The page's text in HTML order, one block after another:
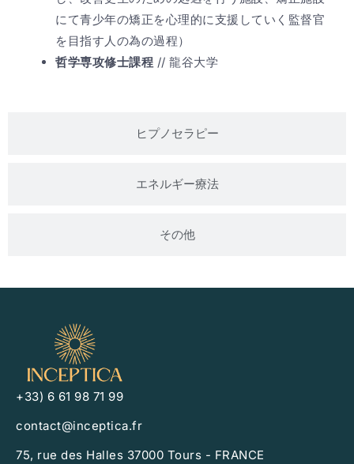
ヒプノセラピー
エネルギー療法
その他
にて青少年の矯正を心理的に支援していく監督官
を目指す人の為の過程）
哲学専攻修士課程 // 龍谷大学
+33) 6 61 98 71 99
contact@inceptica.fr
75, rue des Halles 37000 Tours - FRANCE